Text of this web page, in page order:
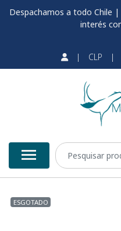
Despachamos a todo Chile
interés
| CLP |
ESGOTADO